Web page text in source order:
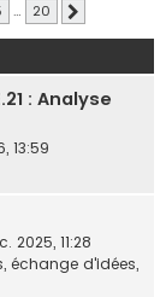
c
h
… 20
: Analyse
13:59
2025, 11:28
échange d'idées,